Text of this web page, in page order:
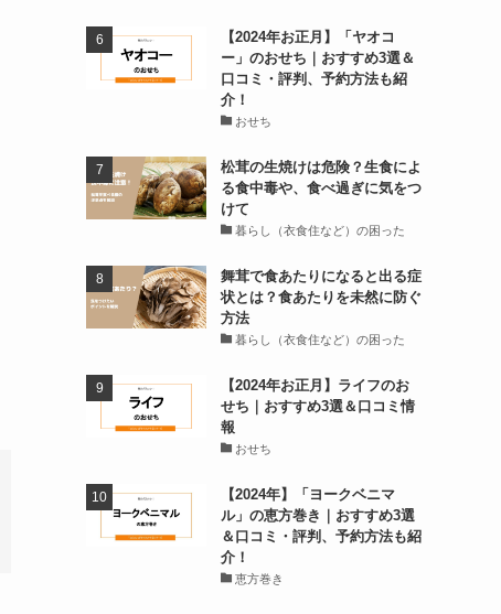
【2024年お正月】「ヤオコ
ー」のおせち｜おすすめ3選＆
口コミ・評判、予約方法も紹
介！
おせち
松茸の生焼けは危険？生食によ
る食中毒や、食べ過ぎに気をつ
けて
暮らし（衣食住など）の困った
舞茸で食あたりになると出る症
状とは？食あたりを未然に防ぐ
方法
暮らし（衣食住など）の困った
【2024年お正月】ライフのお
せち｜おすすめ3選＆口コミ情
報
おせち
【2024年】「ヨークベニマ
ル」の恵方巻き｜おすすめ3選
＆口コミ・評判、予約方法も紹
介！
恵方巻き